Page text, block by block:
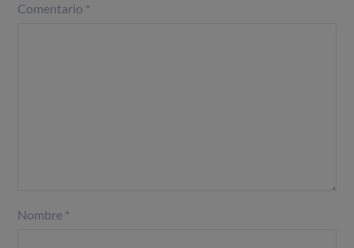
Comentario *
Nombre *